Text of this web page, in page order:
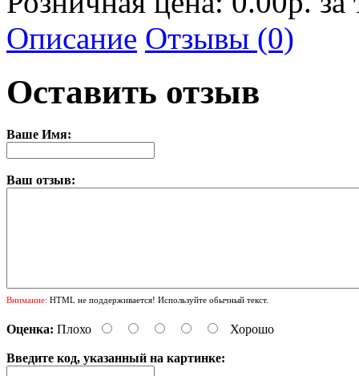
Описание Отзывы (0)
Оставить отзыв
Ваше Имя:
Ваш отзыв:
Внимание: HTML не поддерживается! Используйте обычный текст.
Оценка: Плохо Хорошо
Введите код, указанный на картинке: